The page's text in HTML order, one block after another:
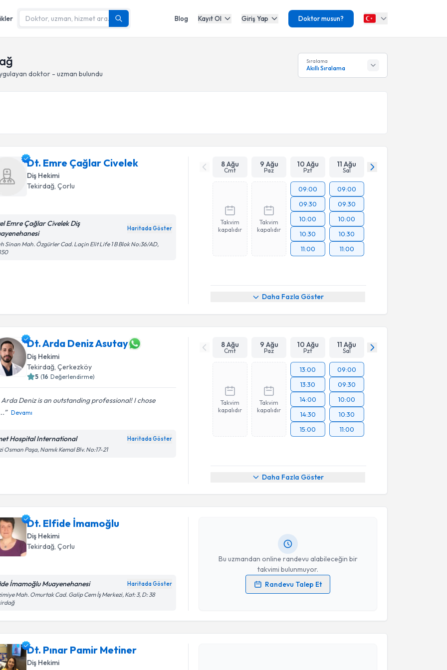
Blog Kayıt Ol Giriş Yap Doktor musun?
doktor - uzman bulundu
Sıralama
Akıllı Sıralama
Dt. Emre Çağlar Civelek
Diş Hekimi
Tekirdağ, Çorlu
Emre Çağlar Civelek Diş
Haritada Göster
Sinan Mah. Özgürler Cad. Laçin Elit Life 1 B Blok No:36/AD,
8 Ağu
Cmt
9 Ağu
Paz
10 Ağu
Pzt
11 Ağu
Sal
Takvim
kapalıdır
Takvim
kapalıdır
09:00
09:30
10:00
10:30
11:00
09:00
09:30
10:00
10:30
11:00
Daha Fazla Göster
Dt. Arda Deniz Asutay
Diş Hekimi
Tekirdağ , Çerkezköy
5 (16 Değerlendirme)
Deniz is an outstanding professional! I chose
Devamı
Hospital International Haritada Göster
Osman Paşa, Namık Kemal Blv. No:17-21
8 Ağu
Cmt
9 Ağu
Paz
10 Ağu
Pzt
11 Ağu
Sal
Takvim
kapalıdır
Takvim
kapalıdır
13:00
13:30
14:00
14:30
15:00
09:00
09:30
10:00
10:30
11:00
Daha Fazla Göster
Dt. Elfide İmamoğlu
Diş Hekimi
Tekirdağ, Çorlu
İmamoğlu Muayenehanesi Haritada Göster
Mah. Omurtak Cad. Galip Cem İş Merkezi, Kat: 3, D: 38
Bu uzmandan online randevu alabileceğin bir
takvimi bulunmuyor.
Randevu Talep Et
Randevu Takvimi Talebi
Dt. Elfide İmamoğluiçin randevu takvimi talebi oluşturun. Size
bu uzmandan randevu almanız için bir takvim hazırlandığında e-
Kişisel verilerimin işlenmesine ilişkinAydınlatma Metni
Dt. Pınar Pamir Metiner
Diş Hekimi
Randevu Takvimi Talebi